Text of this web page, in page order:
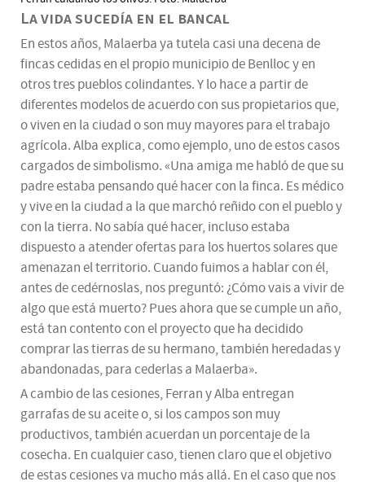
La vida sucedía en el bancal
En estos años, Malaerba ya tutela casi una decena de
fincas cedidas en el propio municipio de Benlloc y en
otros tres pueblos colindantes. Y lo hace a partir de
diferentes modelos de acuerdo con sus propietarios que,
o viven en la ciudad o son muy mayores para el trabajo
agrícola. Alba explica, como ejemplo, uno de estos casos
cargados de simbolismo. «Una amiga me habló de que su
padre estaba pensando qué hacer con la finca. Es médico
y vive en la ciudad a la que marchó reñido con el pueblo y
con la tierra. No sabía qué hacer, incluso estaba
dispuesto a atender ofertas para los huertos solares que
amenazan el territorio. Cuando fuimos a hablar con él,
antes de cedérnoslas, nos preguntó: ¿Cómo vais a vivir de
algo que está muerto? Pues ahora que se cumple un año,
está tan contento con el proyecto que ha decidido
comprar las tierras de su hermano, también heredadas y
abandonadas, para cederlas a Malaerba».
A cambio de las cesiones, Ferran y Alba entregan
garrafas de su aceite o, si los campos son muy
productivos, también acuerdan un porcentaje de la
cosecha. En cualquier caso, tienen claro que el objetivo
de estas cesiones va mucho más allá. En el caso que nos